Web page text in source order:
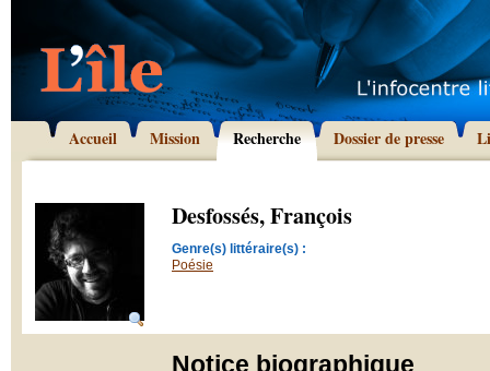
Accueil Mission Recherche Dossier de presse
Desfossés, François
Genre(s) littéraire(s) :
Poésie
Notice biographique